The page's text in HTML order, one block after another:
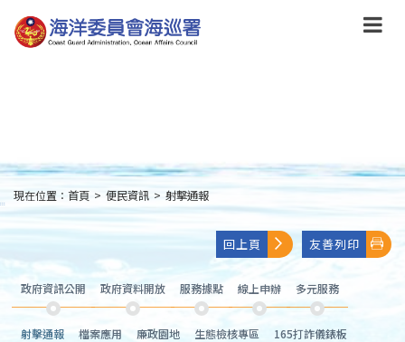
到
主
:::
現在位置： 首頁 > 便民資訊 > 射擊通報
回上頁 友善列印
政府資訊公開 政府資料開放 服務據點 線上申辦 多元服務
射擊通報 檔案應用 廉政園地 生態檢核專區 165打詐儀錶板